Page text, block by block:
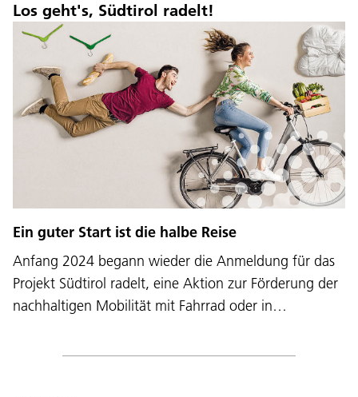
Los geht's, Südtirol radelt!
Ein guter Start ist die halbe Reise
Anfang 2024 begann wieder die Anmeldung für das
Projekt Südtirol radelt, eine Aktion zur Förderung der
nachhaltigen Mobilität mit Fahrrad oder in…